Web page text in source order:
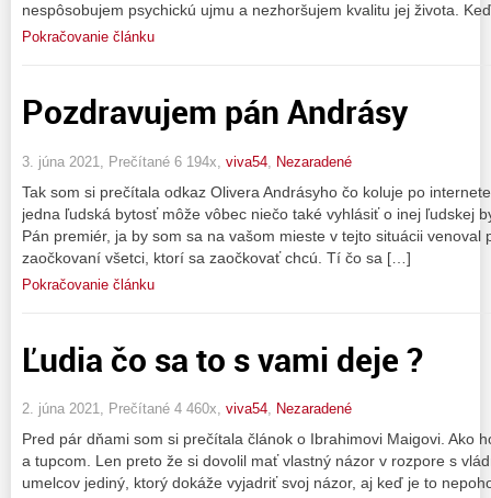
nespôsobujem psychickú ujmu a nezhoršujem kvalitu jej života.
Pokračovanie článku
Pozdravujem pán Andrásy
3. júna 2021, Prečítané 6 194x, viva54 Nezaradené
Tak som si prečítala odkaz Olivera Andrásyho čo koluje po
jedna ľudská bytosť môže vôbec niečo také vyhlásiť o inej ľudskej
Pán premiér, ja by som sa na vašom mieste v tejto situácii venoval
zaočkovaní všetci, ktorí sa zaočkovať chcú. Tí čo sa […]
Pokračovanie článku
Ľudia čo sa to s vami deje ?
2. júna 2021, Prečítané 4 460x, viva54, Nezaradené
Pred pár dňami som si prečítala článok o Ibrahimovi Maigovi. Ako
a tupcom. Len preto že si dovolil mať vlastný názor v rozpore s
umelcov jediný, ktorý dokáže vyjadriť svoj názor, aj keď je to